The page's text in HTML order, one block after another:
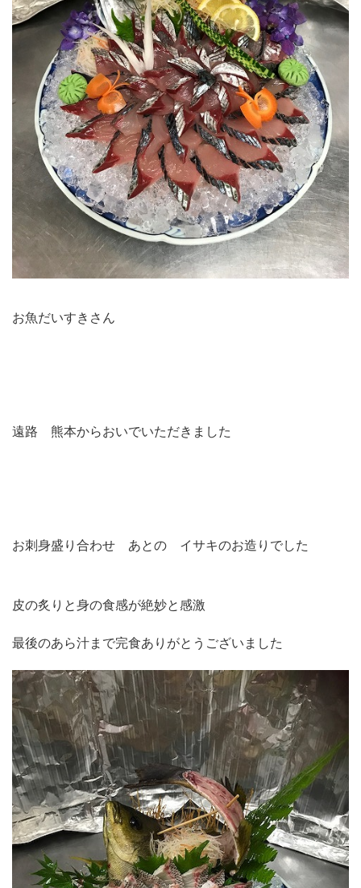
お魚だいすきさん
遠路 熊本からおいでいただきました
お刺身盛り合わせ あとの イサキのお造りでした
皮の炙りと身の食感が絶妙と感激
最後のあら汁まで完食ありがとうございました